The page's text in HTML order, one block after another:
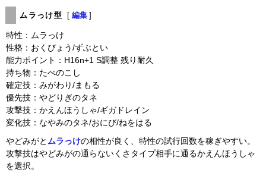
ムラっけ型 [ 編集 ]
特性：ムラっけ
性格：おくびょう/ずぶとい
能力ポイント：H16n+1 S調整 残り耐久
持ち物：たべのこし
確定技：みがわり/まもる
優先技：やどりぎのタネ
攻撃技：かえんほうしゃ/ギガドレイン
変化技：なやみのタネ/おにび/ねをはる
やどみがと ムラっけの相性が良く、特性の試行回数を稼ぎやすい。
攻撃技はやどみがの通らないくさタイプ相手に通るかえんほうしゃ
を選択。